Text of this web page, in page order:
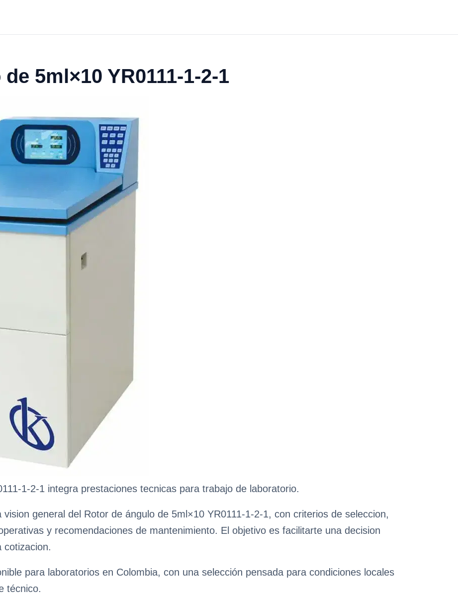
5ml×10 YR0111-1-2-1
1-2-1 integra prestaciones tecnicas para trabajo de laboratorio.
general del Rotor de ángulo de 5ml×10 YR0111-1-2-1, con criterios de seleccion,
y recomendaciones de mantenimiento. El objetivo es facilitarte una decision
cotizacion.
para laboratorios en Colombia, con una selección pensada para condiciones locales
técnico.